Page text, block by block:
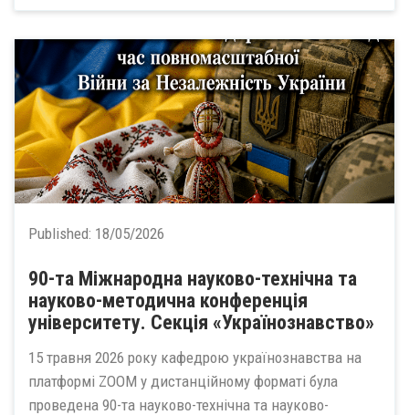
Published: 18/05/2026
90-та Міжнародна науково-технічна та
науково-методична конференція
університету. Секція «Українознавство»
15 травня 2026 року кафедрою українознавства на
платформі ZOOM у дистанційному форматі була
проведена 90-та науково-технічна та науково-